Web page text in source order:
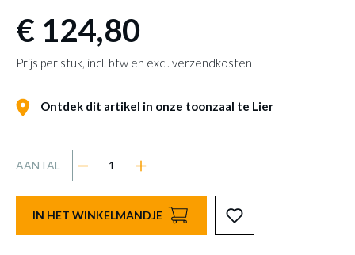
€ 124,80
Prijs per stuk, incl. btw en excl. verzendkosten
Ontdek dit artikel in onze toonzaal te Lier
AANTAL
IN HET WINKELMANDJE